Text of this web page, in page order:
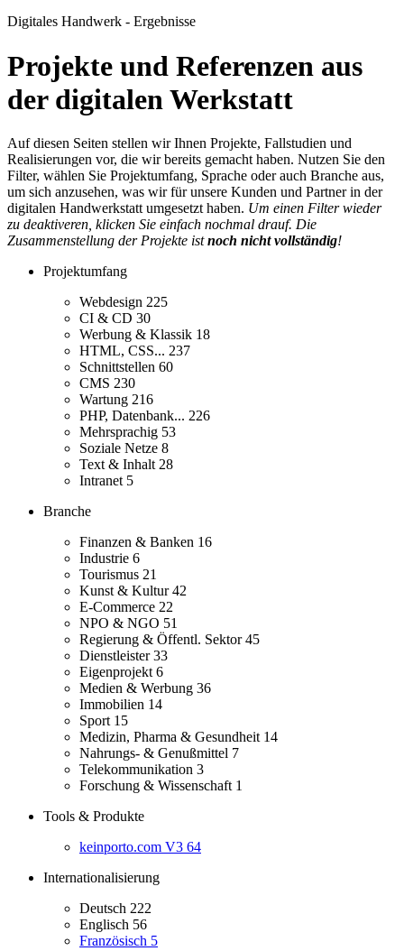
Digitales Handwerk - Ergebnisse
Projekte und Referenzen aus
der digitalen Werkstatt
Auf diesen Seiten stellen wir Ihnen Projekte, Fallstudien und
Realisierungen vor, die wir bereits gemacht haben. Nutzen Sie den
Filter, wählen Sie Projektumfang, Sprache oder auch Branche aus,
um sich anzusehen, was wir für unsere Kunden und Partner in der
digitalen Handwerkstatt umgesetzt haben. Um einen Filter wieder
zu deaktiveren, klicken Sie einfach nochmal drauf. Die
Zusammenstellung der Projekte istnoch nicht vollständig!
Projektumfang
Webdesign 225
CI & CD 30
Werbung & Klassik 18
HTML, CSS... 237
Schnittstellen 60
CMS 230
Wartung 216
PHP, Datenbank... 226
Mehrsprachig 53
Soziale Netze 8
Text & Inhalt 28
Intranet 5
Branche
Finanzen & Banken 16
Industrie 6
Tourismus 21
Kunst & Kultur42
E-Commerce 22
NPO & NGO 51
Regierung & Öffentl. Sektor45
Dienstleister33
Eigenprojekt 6
Medien & Werbung 36
Immobilien 14
Sport 15
Medizin, Pharma & Gesundheit 14
Nahrungs- & Genußmittel 7
Telekommunikation 3
Forschung & Wissenschaft 1
Tools & Produkte
keinporto.com V3 64
Internationalisierung
Deutsch 222
Englisch 56
Französisch 5